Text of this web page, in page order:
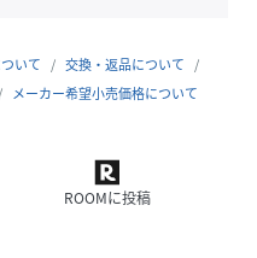
ューの「♡お気に入り」ボ
来ます。
さい。
像右上に表示されている
いて
交換・返品について
メーカー希望小売価格について
ROOMに投稿